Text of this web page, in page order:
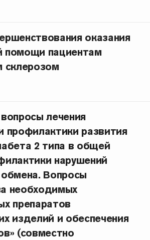
оказания
помощи пациентам
склерозом
лечения
профилактики развития
2 типа в общей
нарушений
Вопросы
необходимых
препаратов
изделий и обеспечения
(совместно